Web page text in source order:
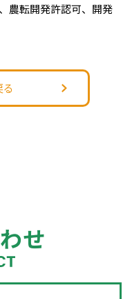
農転開発許認可、開発
せ